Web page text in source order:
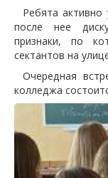
Ребята активно
после нее
признаки, по
сектантов на
Очередная
колледжа